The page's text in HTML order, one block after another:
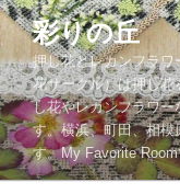
コ
ン
テ
ン
ツ
へ
ス
彩りの丘
押し花とレカンフラ
花サークル）は押し
し花やレカンフラワ
す。横浜、町田、相
す。My Favorite